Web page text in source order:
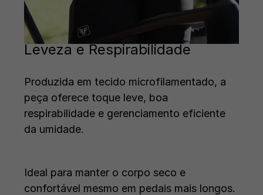
Leveza e Respirabilidade
Produzida em tecido microfilamentado, a
peça oferece toque leve, boa
respirabilidade e gerenciamento eficiente
da umidade.
Ideal para manter o corpo seco e
confortável mesmo em pedais mais longos.